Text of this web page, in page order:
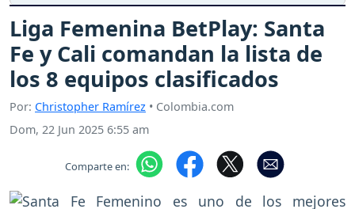
Liga Femenina BetPlay: Santa
Fe y Cali comandan la lista de
los 8 equipos clasificados
Por: Christopher Ramírez • Colombia.com
Dom, 22 Jun 2025 6:55 am
Comparte en: